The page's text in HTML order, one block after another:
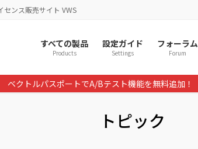
ンス販売サイト VWS
すべての製品
Products
設定ガイド
Settings
フォーラム
Forum
ベクトルパスポートでA/Bテスト機能を無料追加！
トピック